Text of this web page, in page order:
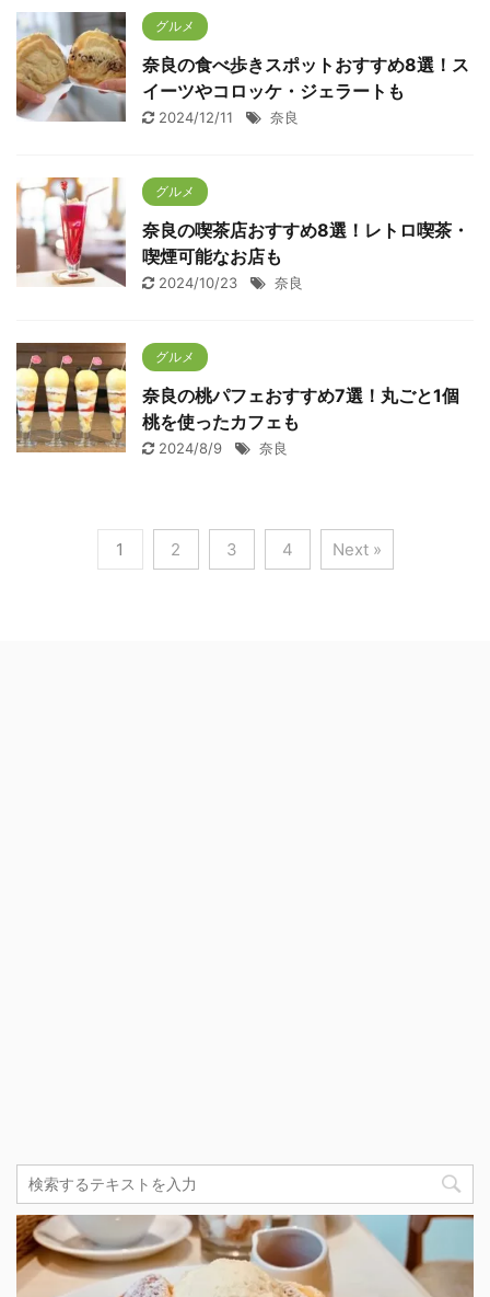
グルメ
奈良の食べ歩きスポットおすすめ8選！ス
イーツやコロッケ・ジェラートも
2024/12/11 奈良
グルメ
奈良の喫茶店おすすめ8選！レトロ喫茶・
喫煙可能なお店も
2024/10/23 奈良
グルメ
奈良の桃パフェおすすめ7選！丸ごと1個
桃を使ったカフェも
2024/8/9 奈良
1 2 3 4 Next »